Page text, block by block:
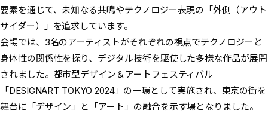
要素を通じて、未知なる共鳴やテクノロジー表現の「外側（アウト
サイダー）」を追求しています。
会場では、3名のアーティストがそれぞれの視点でテクノロジーと
身体性の関係性を探り、デジタル技術を駆使した多様な作品が展開
されました。都市型デザイン＆アートフェスティバル
「DESIGNART TOKYO 2024」の一環として実施され、東京の街を
舞台に「デザイン」と「アート」の融合を示す場となりました。